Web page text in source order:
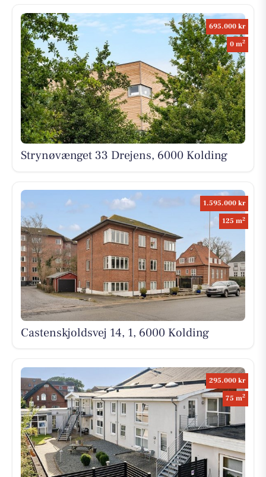
695.000 kr
0 m2
Strynøvænget 33 Drejens, 6000 Kolding
1.595.000 kr
125 m2
Castenskjoldsvej 14, 1, 6000 Kolding
295.000 kr
75 m2